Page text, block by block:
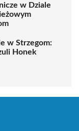
w Dziale
w Strzegom:
Honek